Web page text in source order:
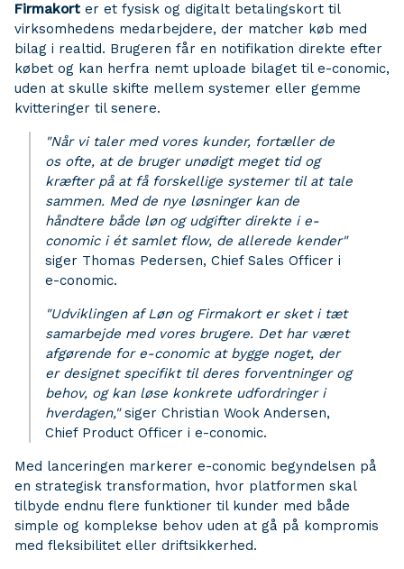
Firmakort er et fysisk og digitalt betalingskort til
virksomhedens medarbejdere, der matcher køb med
bilag i realtid. Brugeren får en notifikation direkte efter
købet og kan herfra nemt uploade bilaget til e-conomic,
uden at skulle skifte mellem systemer eller gemme
kvitteringer til senere.
"Når vi taler med vores kunder, fortæller de
os ofte, at de bruger unødigt meget tid og
kræfter på at få forskellige systemer til at tale
sammen. Med de nye løsninger kan de
håndtere både løn og udgifter direkte i e-
conomic i ét samlet flow, de allerede kender"
siger Thomas Pedersen, Chief Sales Officer i
e-conomic.
"Udviklingen af Løn og Firmakort er sket i tæt
samarbejde med vores brugere. Det har været
afgørende for e-conomic at bygge noget, der
er designet specifikt til deres forventninger og
behov, og kan løse konkrete udfordringer i
hverdagen,"siger Christian Wook Andersen,
Chief Product Officer i e-conomic.
Med lanceringen markerer e-conomic begyndelsen på
en strategisk transformation, hvor platformen skal
tilbyde endnu flere funktioner til kunder med både
simple og komplekse behov uden at gå på kompromis
med fleksibilitet eller driftsikkerhed.